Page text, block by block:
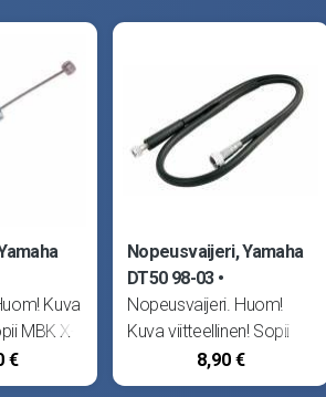
Kuva
MBK X-
€
Nopeusvaijeri, Yamaha
DT50 98-03
Nopeusvaijeri. Huom!
Kuva viitteellinen! Sopii
MBK X-Limit -03 sekä
Yamaha DT50 98-03.
8,90 €